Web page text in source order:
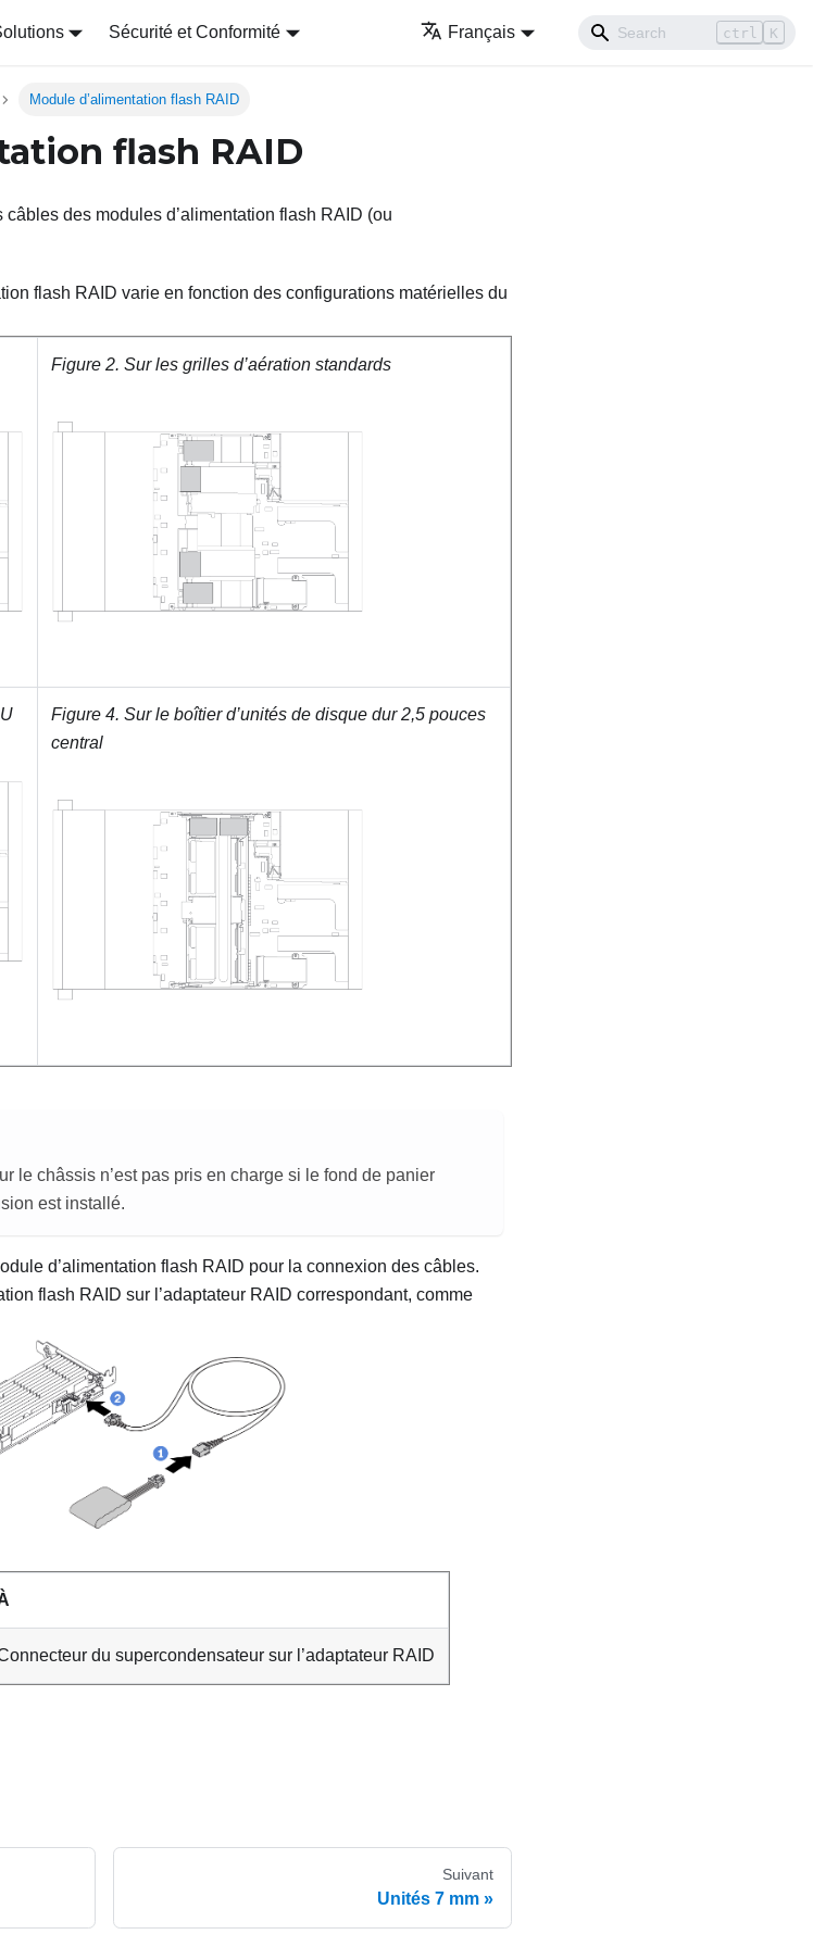
Sécurité et Conformité Français ctrl K
Module d’alimentation flash RAID
flash RAID
des modules d’alimentation flash RAID (ou
flash RAID varie en fonction des configurations matérielles du
Figure 2. Sur les grilles d’aération standards
Figure 4. Sur le boîtier d’unités de disque dur 2,5 pouces
central
le châssis n’est pas pris en charge si le fond de panier
est installé.
d’alimentation flash RAID pour la connexion des câbles.
flash RAID sur l’adaptateur RAID correspondant, comme
du supercondensateur sur l’adaptateur RAID
Suivant
Unités 7 mm